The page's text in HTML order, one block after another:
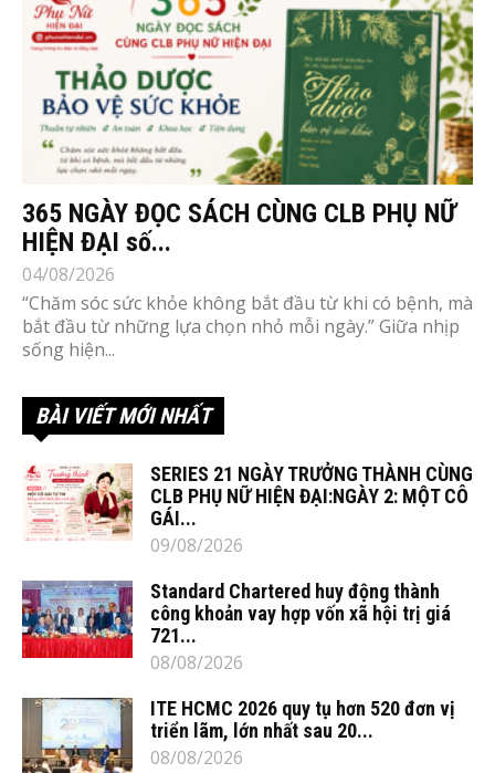
365 NGÀY ĐỌC SÁCH CÙNG CLB PHỤ NỮ
HIỆN ĐẠI số...
04/08/2026
“Chăm sóc sức khỏe không bắt đầu từ khi có bệnh, mà
bắt đầu từ những lựa chọn nhỏ mỗi ngày.” Giữa nhịp
sống hiện...
BÀI VIẾT MỚI NHẤT
SERIES 21 NGÀY TRƯỞNG THÀNH CÙNG
CLB PHỤ NỮ HIỆN ĐẠI:NGÀY 2: MỘT CÔ
GÁI...
09/08/2026
Standard Chartered huy động thành
công khoản vay hợp vốn xã hội trị giá
721...
08/08/2026
ITE HCMC 2026 quy tụ hơn 520 đơn vị
triển lãm, lớn nhất sau 20...
08/08/2026